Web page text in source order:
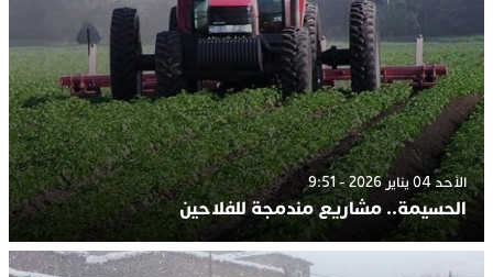
الأحد 04 يناير 2026 - 9:51
الحسيمة.. مشاريع مندمجة للفلاحين